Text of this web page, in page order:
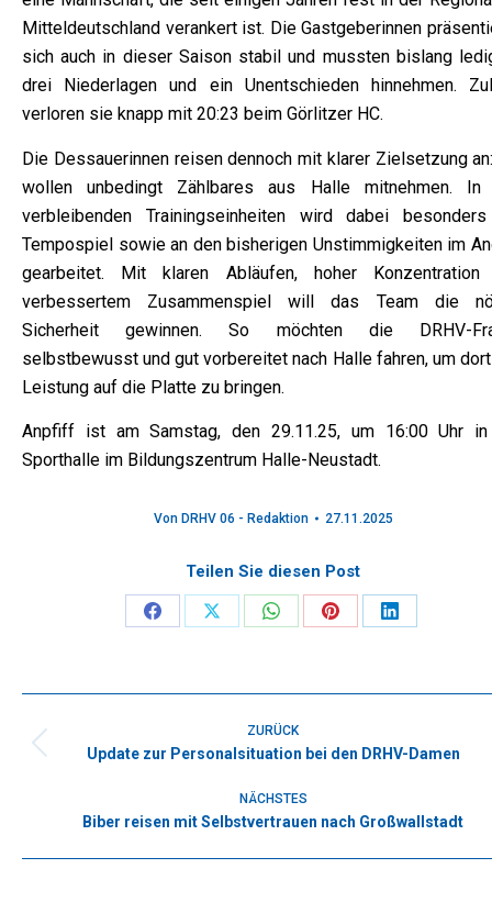
Mitteldeutschland verankert ist. Die Gastgeberinnen
sich auch in dieser Saison stabil und mussten bislang
drei Niederlagen und ein Unentschieden hinnehmen.
verloren sie knapp mit 20:23 beim Görlitzer HC.
Die Dessauerinnen reisen dennoch mit klarer Zielsetzung
wollen unbedingt Zählbares aus Halle mitnehmen. In
verbleibenden Trainingseinheiten wird dabei
Tempospiel sowie an den bisherigen Unstimmigkeiten im
gearbeitet. Mit klaren Abläufen, hoher Konzentration
verbessertem Zusammenspiel will das Team die
Sicherheit gewinnen. So möchten die DRHV-
selbstbewusst und gut vorbereitet nach Halle fahren, um
Leistung auf die Platte zu bringen.
Anpfiff ist am Samstag, den 29.11.25, um 16:00 Uhr
Sporthalle im Bildungszentrum Halle-Neustadt.
Von DRHV 06 - Redaktion 27.11.2025
Teilen Sie diesen Post
Share
Facebook
Share
X
Share
WhatsApp
Share
Pinterest
Share
LinkedIn
ZURÜCK
Vorheriger
Update zur Personalsituation bei den DRHV-Damen
NÄCHSTES
Nächster
Biber reisen mit Selbstvertrauen nach Großwallstadt